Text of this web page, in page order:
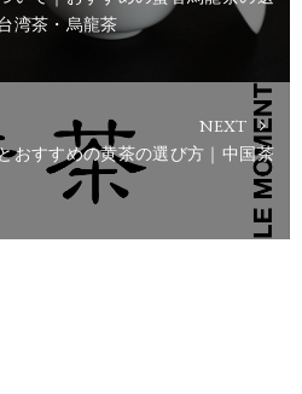
湾茶・烏龍茶
NEXT
おすすめの黄茶の選び方｜中国茶